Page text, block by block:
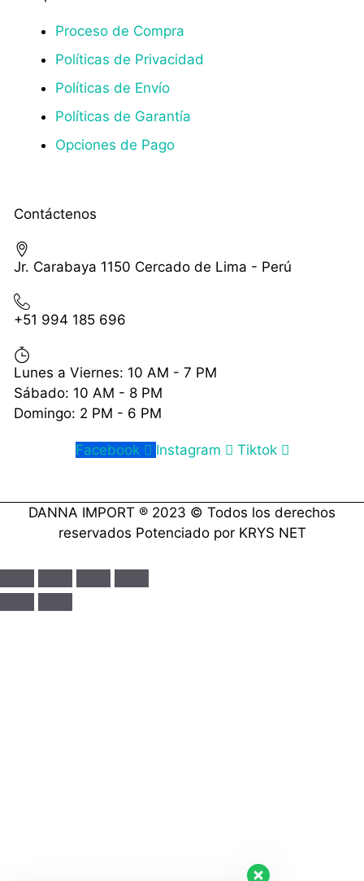
Proceso de Compra
Políticas de Privacidad
Políticas de Envío
Políticas de Garantía
Opciones de Pago
Contáctenos
Jr. Carabaya 1150 Cercado de Lima - Perú
+51 994 185 696
Lunes a Viernes: 10 AM - 7 PM
Sábado: 10 AM - 8 PM
Domingo: 2 PM - 6 PM
Facebook Instagram Tiktok
DANNA IMPORT ® 2023 © Todos los derechos
reservados Potenciado por KRYS NET